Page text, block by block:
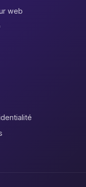
web